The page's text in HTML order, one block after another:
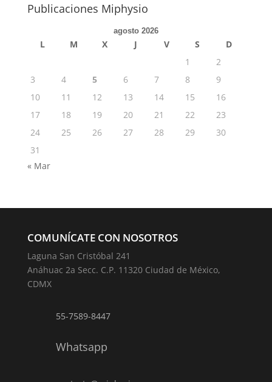
Publicaciones Miphysio
agosto 2026
L M X J V S
D
1
2
3
4 5 6 7 8
9
10
11 12 13 14 15
16
17
18 19 20 21 22
23
24
25 26 27 28 29
30
31
« Mar
COMUNÍCATE CON NOSOTROS
Laguna San Cristóbal 241
Anáhuac 2a Secc. C.P. 11320 Ciudad de México,
CDMX
55-7589-8447
Whatsapp